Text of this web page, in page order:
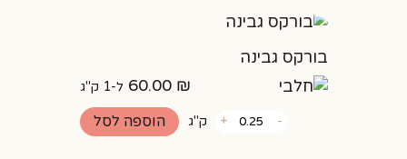
בורקס גבינה
60.00 ₪ ל-1 ק"ג
-כמות
של
+ ק"ג הוספה לסל